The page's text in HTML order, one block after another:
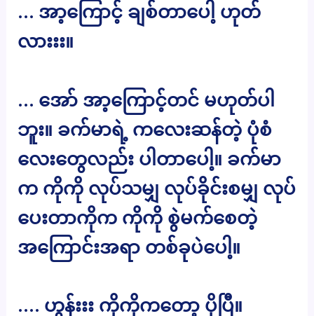
… အာ့ကြောင့် ချစ်တာပေါ့ ဟုတ်
လားးး။
… အော် အာ့ကြောင့်တင် မဟုတ်ပါ
ဘူး။ ခက်မာရဲ့ ကလေးဆန်တဲ့ ပုံစံ
လေးတွေလည်း ပါတာပေါ့။ ခက်မာ
က ကိုကို လုပ်သမျှ လုပ်ခိုင်းစမျှ လုပ်
ပေးတာကိုက ကိုကို စွဲမက်စေတဲ့
အကြောင်းအရာ တစ်ခုပဲပေါ့။
…. ဟွန်းးး ကိုကိုကတော့ ပိုပြီ။